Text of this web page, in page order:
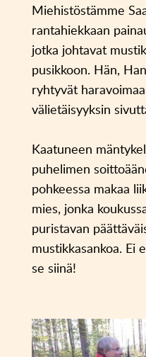
Miehistöstämme
rantahiekkaan
jotka johtavat
pusikkoon. Hän,
ryhtyvät
välietäisyyksin
Kaatuneen
puhelimen
pohkeessa makaa
mies, jonka
puristavan
mustikkasankoa. Ei
se siinä!